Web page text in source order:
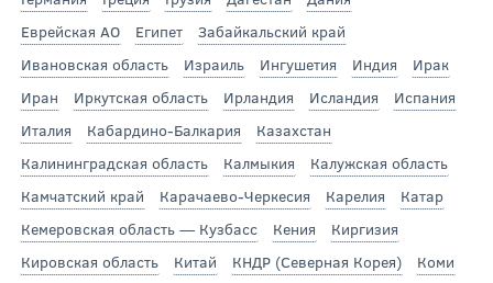
Еврейская АО
Египет
Забайкальский край
Ивановская область
Израиль Ингушетия Индия
Ирак
Иран
Иркутская область Ирландия Исландия
Испания
Италия
Кабардино-Балкария
Казахстан
Калининградская область
Калмыкия
Калужская область
Камчатский край
Карачаево-Черкесия Карелия
Катар
Кемеровская область — Кузбасс
Кения
Киргизия
Кировская область
Китай КНДР (Северная Корея)
Коми